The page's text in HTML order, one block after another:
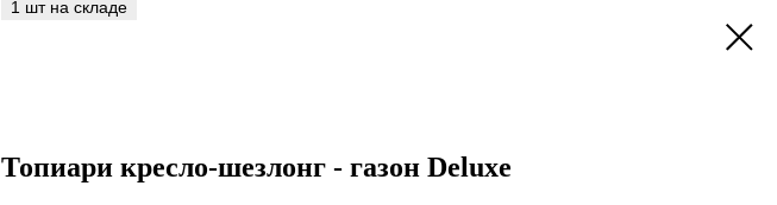
Топиари кресло-шезлонг - газон Deluxe